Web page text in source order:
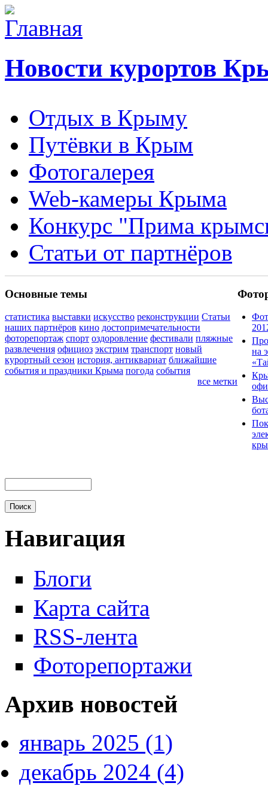
Новости курортов
Отдых в Крыму
Путёвки в Крым
Фотогалерея
Web-камеры Крыма
Конкурс "Прима
Статьи от партнёров
Основные темы
статистика выставки искусство реконструкции Статьи
наших партнёров кино достопримечательности
фоторепортаж спорт оздоровление фестивали пляжные
развлечения официоз экстрим транспорт новый
курортный сезон история, антиквариат ближайшие
события и праздники Крыма погода события
все метки
на
Навигация
Блоги
Карта сайта
RSS-лента
Фоторепортажи
Архив новостей
январь 2025 (1)
декабрь 2024 (4)